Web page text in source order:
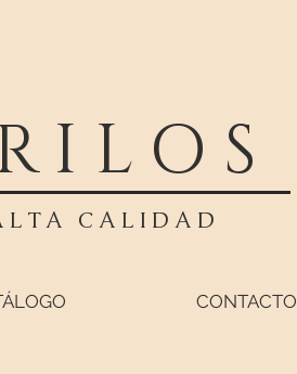
CALIDAD
CONTACTO